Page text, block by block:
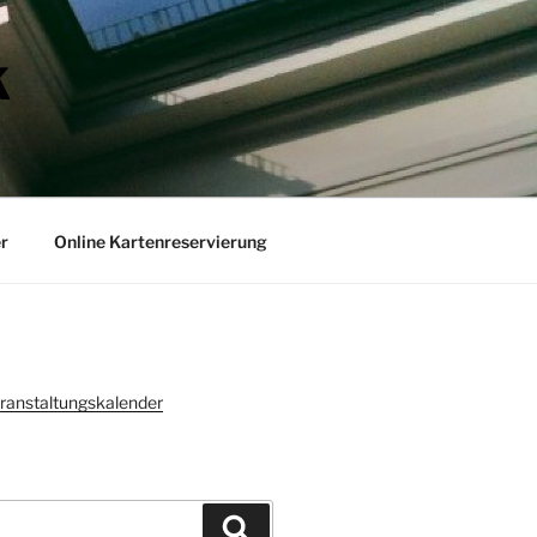
Online Kartenreservierung